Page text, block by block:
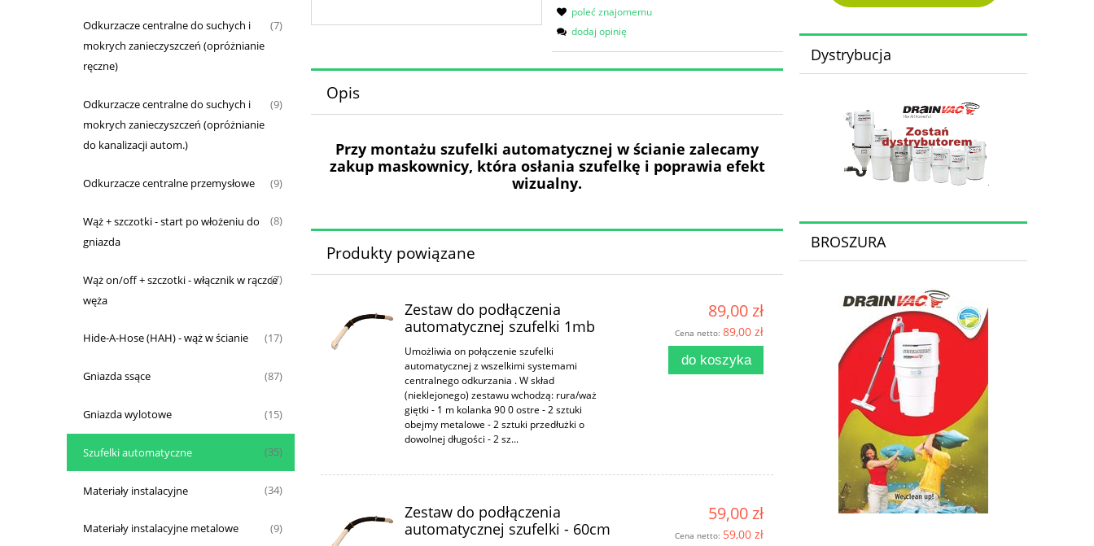
Odkurzacze centralne do suchych i
mokrych zanieczyszczeń (opróżnianie
ręczne)
(7)
Odkurzacze centralne do suchych i
mokrych zanieczyszczeń (opróżnianie
do kanalizacji autom.)
(9)
Odkurzacze centralne przemysłowe (9)
Wąż + szczotki - start po włożeniu do
gniazda
(8)
Wąż on/off + szczotki - włącznik w rączce
węża
(7)
Hide-A-Hose (HAH) - wąż w ścianie (17)
Gniazda ssące (87)
Gniazda wylotowe (15)
Szufelki automatyczne (35)
Materiały instalacyjne (34)
Materiały instalacyjne metalowe (9)
poleć znajomemu
dodaj opinię
Opis
Przy montażu szufelki automatycznej w ścianie zalecamy
zakup maskownicy, która osłania szufelkę i poprawia efekt
wizualny.
Produkty powiązane
Zestaw do podłączenia
automatycznej szufelki 1mb
Umożliwia on połączenie szufelki
automatycznej z wszelkimi systemami
centralnego odkurzania . W skład
(nieklejonego) zestawu wchodzą: rura/waż
giętki - 1 m kolanka 90 0 ostre - 2 sztuki
obejmy metalowe - 2 sztuki przedłużki o
dowolnej długości - 2 sz...
89,00 zł
Cena netto: 89,00 zł
do koszyka
Zestaw do podłączenia
automatycznej szufelki - 60cm
59,00 zł
Cena netto: 59,00 zł
Dystrybucja
BROSZURA